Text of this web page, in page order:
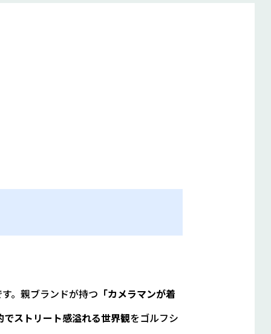
。親ブランドが持つ 「カメラマンが着
でストリート感溢れる世界観をゴルフシ